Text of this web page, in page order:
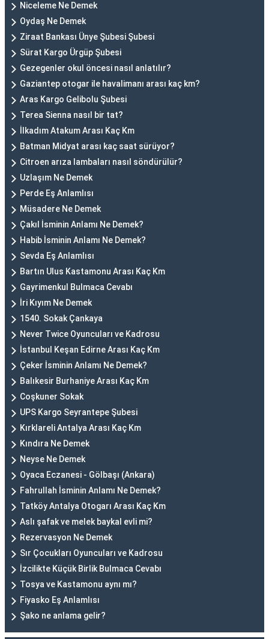
Niceleme Ne Demek
Oydaş Ne Demek
Ziraat Bankası Ünye Şubesi Şubesi
Sürat Kargo Ürgüp Şubesi
Gezegenler okul öncesi nasıl anlatılır?
Gaziantep otogar ile havalimanı arası kaç km?
Aras Kargo Gelibolu Şubesi
Terea Sienna nasıl bir tat?
İlkadım Atakum Arası Kaç Km
Batman Midyat arası kaç saat sürüyor?
Citroen arıza lambaları nasıl söndürülür?
Uzlaşım Ne Demek
Perde Eş Anlamlısı
Müsadere Ne Demek
Çakıl İsminin Anlamı Ne Demek?
Habib İsminin Anlamı Ne Demek?
Sevda Eş Anlamlısı
Bartın Ulus Kastamonu Arası Kaç Km
Gayrimenkul Bulmaca Cevabı
İri Kıyım Ne Demek
1540. Sokak Çankaya
Never Twice Oyuncuları ve Kadrosu
İstanbul Keşan Edirne Arası Kaç Km
Çeker İsminin Anlamı Ne Demek?
Balıkesir Burhaniye Arası Kaç Km
Coşkuner Sokak
UPS Kargo Seyrantepe Şubesi
Kırklareli Antalya Arası Kaç Km
Kındıra Ne Demek
Neyse Ne Demek
Oyaca Eczanesi - Gölbaşı (Ankara)
Fahrullah İsminin Anlamı Ne Demek?
Tatköy Antalya Otogarı Arası Kaç Km
Aslı şafak ve melek baykal evli mi?
Rezervasyon Ne Demek
Sır Çocukları Oyuncuları ve Kadrosu
İzcilikte Küçük Birlik Bulmaca Cevabı
Tosya ve Kastamonu aynı mı?
Fiyasko Eş Anlamlısı
Şako ne anlama gelir?